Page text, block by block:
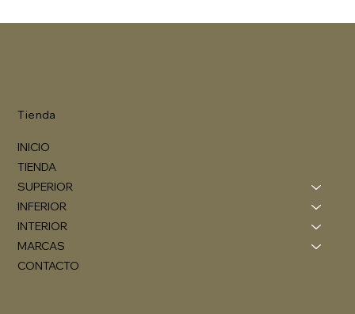
Tienda
INICIO
TIENDA
SUPERIOR
INFERIOR
INTERIOR
MARCAS
CONTACTO